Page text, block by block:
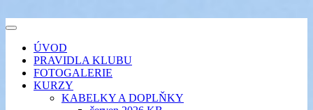
k
webuEVIKLUB
šicí klub
Toggle
navigation
ÚVOD
PRAVIDLA KLUBU
FOTOGALERIE
KURZY
KABELKY A DOPLŇKY